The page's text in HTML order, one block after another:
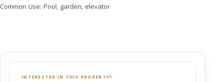
Common Use: Pool, garden, elevator
INTERESTED IN THIS PROPERTY?